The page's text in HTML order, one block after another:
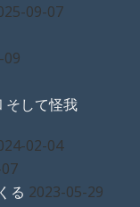
09-07
09
そして怪我
02-04
る 2023-05-29